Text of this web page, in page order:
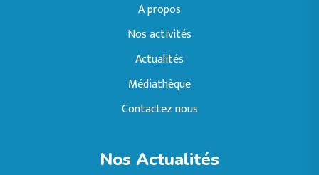
A propos
Nos activités
Actualités
Médiathèque
Contactez nous
Nos Actualités